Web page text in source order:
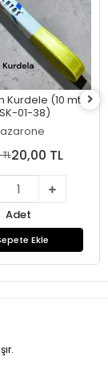
Kurdele (10 mt.)
01-38)
20,00 TL
Adet
Ekle